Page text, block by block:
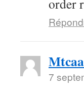
order
7